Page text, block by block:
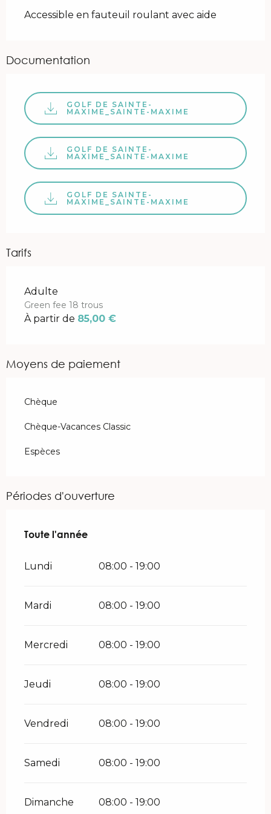
Accessible en fauteuil roulant avec aide
Documentation
GOLF DE SAINTE-
MAXIME_SAINTE-MAXIME
GOLF DE SAINTE-
MAXIME_SAINTE-MAXIME
GOLF DE SAINTE-
MAXIME_SAINTE-MAXIME
Tarifs
Tarifs 2026
Adulte
Green fee 18 trous
À partir de 85,00 €
Moyens de paiement
Chèque
Chèque-Vacances Classic
Espèces
Périodes d'ouverture
Toute l'année
Toute l'année
Lundi 08:00 - 19:00
Mardi 08:00 - 19:00
Mercredi 08:00 - 19:00
Jeudi 08:00 - 19:00
Vendredi 08:00 - 19:00
Samedi 08:00 - 19:00
Dimanche 08:00 - 19:00